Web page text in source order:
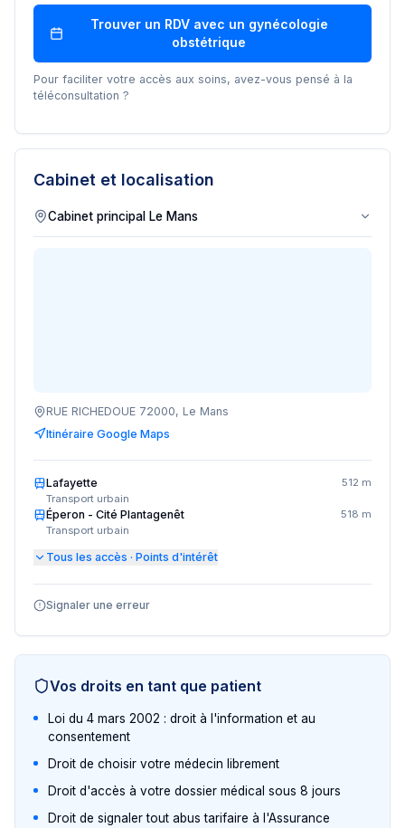
Trouver un RDV avec un gynécologie
obstétrique
Pour faciliter votre accès aux soins, avez-vous pensé à la
téléconsultation ?
Cabinet et localisation
RUE RICHEDOUE 72000, Le Mans
Itinéraire Google Maps
Lafayette
Transport urbain
512 m
Éperon - Cité Plantagenêt
Transport urbain
518 m
Tous les accès · Points d'intérêt
Signaler une erreur
Vos droits en tant que patient
Loi du 4 mars 2002 : droit à l'information et au
consentement
Droit de choisir votre médecin librement
Droit d'accès à votre dossier médical sous 8 jours
Droit de signaler tout abus tarifaire à l'Assurance